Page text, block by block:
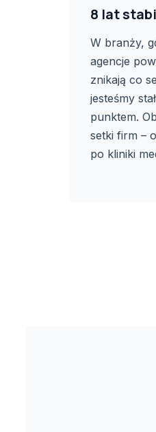
8 lat
W branży,
agencje
znikają co
jesteśmy
punktem.
setki firm –
po kliniki